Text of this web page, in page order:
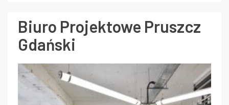
Biuro Projektowe Pruszcz
Gdański